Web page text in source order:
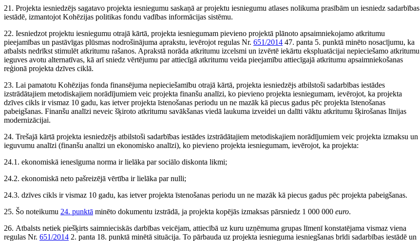
21. Projekta iesniedzējs sagatavo projekta iesniegumu saskaņā ar projektu iesniegumu atlases nolikuma prasībām un iesniedz sadarbības
iestādē, izmantojot Kohēzijas politikas fondu vadības informācijas sistēmu.
22. Iesniedzot projektu iesniegumu otrajā kārtā, projekta iesniegumam pievieno projektā plānoto apsaimniekojamo atkritumu
pieejamības un pastāvīgas plūsmas nodrošinājuma aprakstu, ievērojot regulas Nr. 651/2014 47. panta 5. punktā minēto nosacījumu, ka
atbalsts nedrīkst stimulēt atkritumu rašanos. Aprakstā norāda atkritumu izcelsmi un izvērtē iekārtu ekspluatācijai nepieciešamo atkritumu
ieguves avotu alternatīvas, kā arī sniedz vērtējumu par attiecīgā atkritumu veida pieejamību attiecīgajā atkritumu apsaimniekošanas
reģionā projekta dzīves ciklā.
23. Lai pamatotu Kohēzijas fonda finansējuma nepieciešamību otrajā kārtā, projekta iesniedzējs atbilstoši sadarbības iestādes
izstrādātajiem metodiskajiem norādījumiem veic projekta finanšu analīzi, ko pievieno projekta iesniegumam, ievērojot, ka projekta
dzīves cikls ir vismaz 10 gadu, kas ietver projekta īstenošanas periodu un ne mazāk kā piecus gadus pēc projekta īstenošanas
pabeigšanas. Finanšu analīzi neveic šķiroto atkritumu savākšanas viedā laukuma izveidei un dalīti vāktu atkritumu šķirošanas līnijas
modernizācijai.
24. Trešajā kārtā projekta iesniedzējs atbilstoši sadarbības iestādes izstrādātajiem metodiskajiem norādījumiem veic projekta izmaksu un
ieguvumu analīzi (finanšu analīzi un ekonomisko analīzi), ko pievieno projekta iesniegumam, ievērojot, ka projekta:
24.1. ekonomiskā ienesīguma norma ir lielāka par sociālo diskonta likmi;
24.2. ekonomiskā neto pašreizējā vērtība ir lielāka par nulli;
24.3. dzīves cikls ir vismaz 10 gadu, kas ietver projekta īstenošanas periodu un ne mazāk kā piecus gadus pēc projekta pabeigšanas.
25. Šo noteikumu 24. punktā minēto dokumentu izstrādā, ja projekta kopējās izmaksas pārsniedz 1 000 000 euro.
26. Atbalsts netiek piešķirts saimnieciskās darbības veicējam, attiecībā uz kuru uzņēmuma grupas līmenī konstatējama vismaz viena
regulas Nr. 651/2014 2. panta 18. punktā minētā situācija. To pārbauda uz projekta iesnieguma iesniegšanas brīdi sadarbības iestādē un